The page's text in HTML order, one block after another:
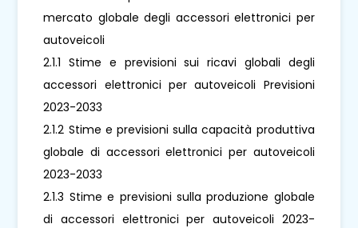
mercato globale degli accessori elettronici per
autoveicoli
2.1.1 Stime e previsioni sui ricavi globali degli
accessori elettronici per autoveicoli Previsioni
2023-2033
2.1.2 Stime e previsioni sulla capacità produttiva
globale di accessori elettronici per autoveicoli
2023-2033
2.1.3 Stime e previsioni sulla produzione globale
di accessori elettronici per autoveicoli 2023-